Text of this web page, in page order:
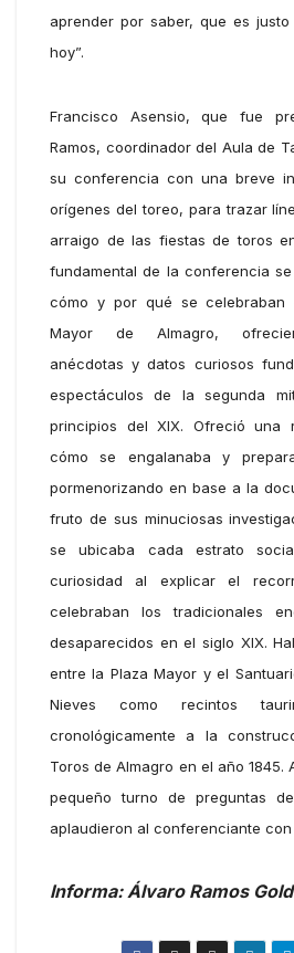
aprender por saber, que es
hoy”.
Francisco Asensio, que fue
Ramos, coordinador del Aula de
su conferencia con una breve
orígenes del toreo, para trazar
arraigo de las fiestas de toros
fundamental de la conferencia
cómo y por qué se celebraban
Mayor de Almagro,
anécdotas y datos curiosos
espectáculos de la segunda
principios del XIX. Ofreció una
cómo se engalanaba y
pormenorizando en base a la
fruto de sus minuciosas
se ubicaba cada estrato
curiosidad al explicar el
celebraban los tradicionales
desaparecidos en el siglo XIX.
entre la Plaza Mayor y el
Nieves como recintos
cronológicamente a la
Toros de Almagro en el año 1845.
pequeño turno de preguntas
aplaudieron al conferenciante
Informa: Álvaro Ramos